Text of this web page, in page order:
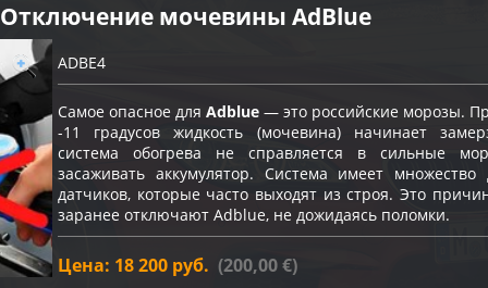
Отключение мочевины AdBlue
ADBE4
Самое опасное для Adblue — это российские морозы.
-11 градусов жидкость (мочевина) начинает
система обогрева не справляется в сильные
засаживать аккумулятор. Система имеет множество
датчиков, которые часто выходят из строя. Это
заранее отключают Adblue, не дожидаясь поломки.
Цена: 18 200 руб. (200,00 €)